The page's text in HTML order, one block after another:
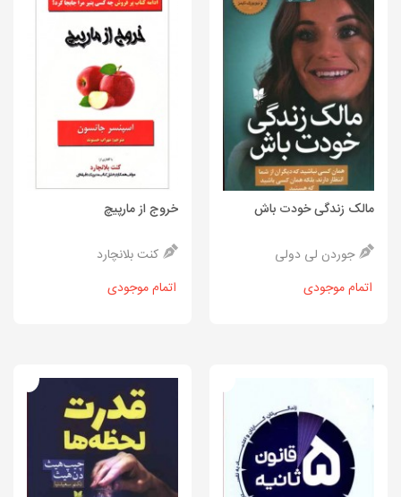
مالک زندگی خودت باش
جوردن لی دولی
اتمام موجودی
خروج از مارپیچ
کنت بلانچارد
اتمام موجودی